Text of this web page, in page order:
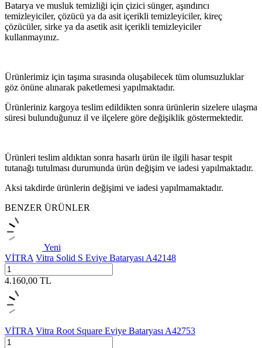
Batarya ve musluk temizliği için çizici sünger, aşındırıcı
temizleyiciler, çözücü ya da asit içerikli temizleyiciler, kireç
çözücüler, sirke ya da asetik asit içerikli temizleyiciler
kullanmayınız.
Ürünlerimiz için taşıma sırasında oluşabilecek tüm olumsuzluklar
göz önüne alınarak paketlemesi yapılmaktadır.
Ürünleriniz kargoya teslim edildikten sonra ürünlerin sizelere ulaşma
süresi bulunduğunuz il ve ilçelere göre değişiklik göstermektedir.
Ürünleri teslim aldıktan sonra hasarlı ürün ile ilgili hasar tespit
tutanağı tutulması durumunda ürün değişim ve iadesi yapılmaktadır.
Aksi takdirde ürünlerin değişimi ve iadesi yapılmamaktadır.
BENZER ÜRÜNLER
Yeni
VİTRA Vitra Solid S Eviye Bataryası A42148
4.160,00 TL
VİTRA Vitra Root Square Eviye Bataryası A42753